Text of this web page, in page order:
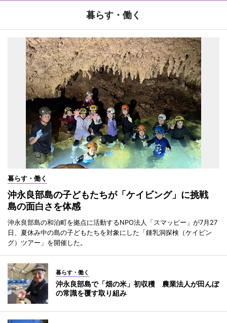
暮らす・働く
暮らす・働く
沖永良部島の子どもたちが「ケイビング」に挑戦
島の面白さを体感
沖永良部島の和泊町を拠点に活動するNPO法人「スマッピー」が7月27
日、夏休み中の島の子どもたちを対象にした「鍾乳洞探検（ケイビン
グ）ツアー」を開催した。
暮らす・働く
沖永良部島で「畑の米」初収穫 農業法人が田んぼ
の常識を覆す取り組み